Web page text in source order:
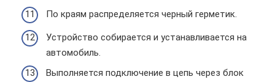
По краям распределяется черный герметик.
Устройство собирается и устанавливается на
автомобиль.
Выполняется подключение в цепь через блок